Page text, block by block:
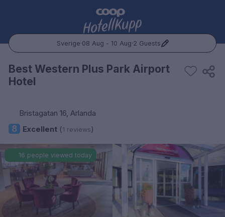
Sverige·08 Aug - 10 Aug·2 Guests
Popular Destinations:
Hele Norge
Bergen
Trondheim
Hele Sverige
Stockholm
Best Western Plus Park Airport
Hotel
Bristagatan 16, Arlanda
8 Excellent(1 reviews)
16 people viewed today